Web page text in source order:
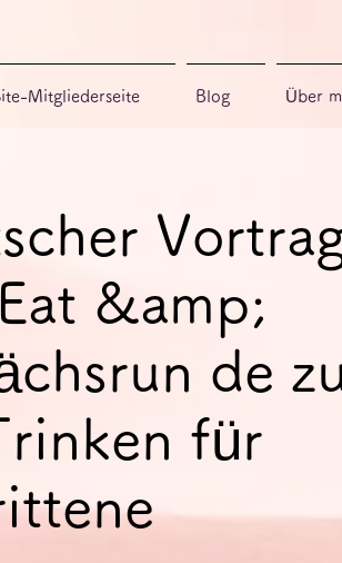
&amp;
de
für
Mitgliederseite Blog Über